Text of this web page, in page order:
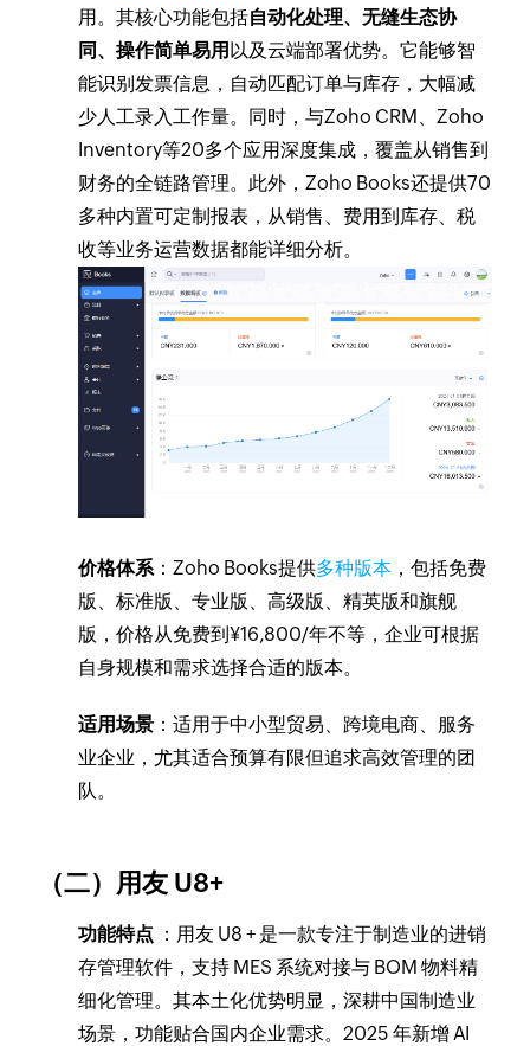
用。其核心功能包括自动化处理、无缝生态协
同、操作简单易用 以及云端部署优势。它能够智
能识别发票信息，自动匹配订单与库存，大幅减
少人工录入工作量。同时，与Zoho CRM、Zoho
Inventory等20多个应用深度集成，覆盖从销售到
财务的全链路管理。此外，Zoho Books还提供70
多种内置可定制报表，从销售、费用到库存、税
收等业务运营数据都能详细分析。
价格体系：Zoho Books提供多种版本 ，包括免费
版、标准版、专业版、高级版、精英版和旗舰
版，价格从免费到¥16,800/年不等，企业可根据
自身规模和需求选择合适的版本。
适用场景 ：适用于中小型贸易、跨境电商、服务
业企业，尤其适合预算有限但追求高效管理的团
队。
（二）用友 U8+
功能特点 ：用友 U8 + 是一款专注于制造业的进销
存管理软件，支持 MES 系统对接与 BOM 物料精
细化管理。其本土化优势明显，深耕中国制造业
场景，功能贴合国内企业需求。2025 年新增 AI